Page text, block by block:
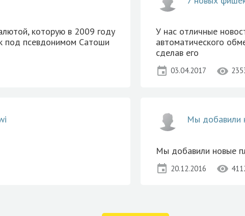
которую в 2009 году
под псевдонимом Сатоши
У нас отличные
автоматического
сделав его
event 03.04.2017 visibility
Мы добавили
Мы добавили новые
event 20.12.2016 visibility